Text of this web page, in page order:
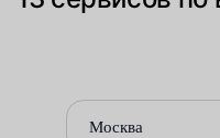
ухудшение
диагностику узла в
Москва